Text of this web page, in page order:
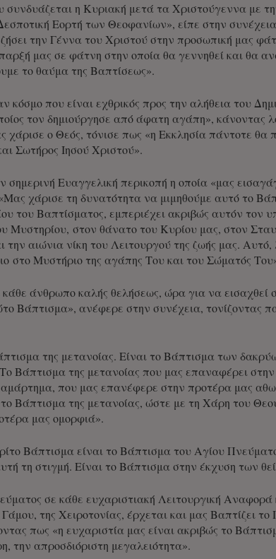
συνδυάζεται η Κυριακή μετά τα Χριστούγεννα με
Εορτή των Θεοφανίων», είπε στην
την Γέννα του Χριστού στην προσωπική μας
μας σε φάτνη στην οποία θα γεννηθεί και θα
το θαύμα της Βαπτίσεως».
κόσμο που είναι εχθρικός προς την αλήθεια του
τον δημιούργησε από άφατη αγάπη», κάνοντας
χάρισε ο Θεός, τόνισε πως «η Εκκλησία πάντοτε θα
Σωτήρος Ιησού Χριστού».
Ευαγγελική περικοπή η οποία «μας
χάρισε τη δυνατότητα να μιμηθούμε αυτό το
του Βαπτίσματος, εμπεριέχει ακριβώς αυτόν τον
Μυστηρίου, στον θάνατο του Κυρίου μας, στον
αιώνια νίκη του Λειτουργού της ζωής μας.
στο Μυστήριο της αγάπης Του και του Σώματός
άνθρωπο καλής θελήσεως, ώρα για να εισαχθεί
Βάπτισμα», ανέφερε στην συνέχεια, τονίζοντας
της μετανοίας. Είναι το Βάπτισμα των
Βάπτισμα της μετανοίας που μας επαναφέρει
που μας επανέφερε στην προτέρα μας
Βάπτισμα της μετανοίας, ώστε με τη Χάρη του
μας ομορφιά».
Βάπτισμα είναι το Βάπτισμα του Αγίου
τη στιγμή. Είναι το Βάπτισμα στην έκχυση των
σε κάθε ευχαριστιακή Λειτουργική
της Χειροτονίας, έρχεται και μας Βαπτίζει
πως «η ευχαριστία μας είναι ακριβώς το
την απροσδιόριστη μεγαλειότητα».